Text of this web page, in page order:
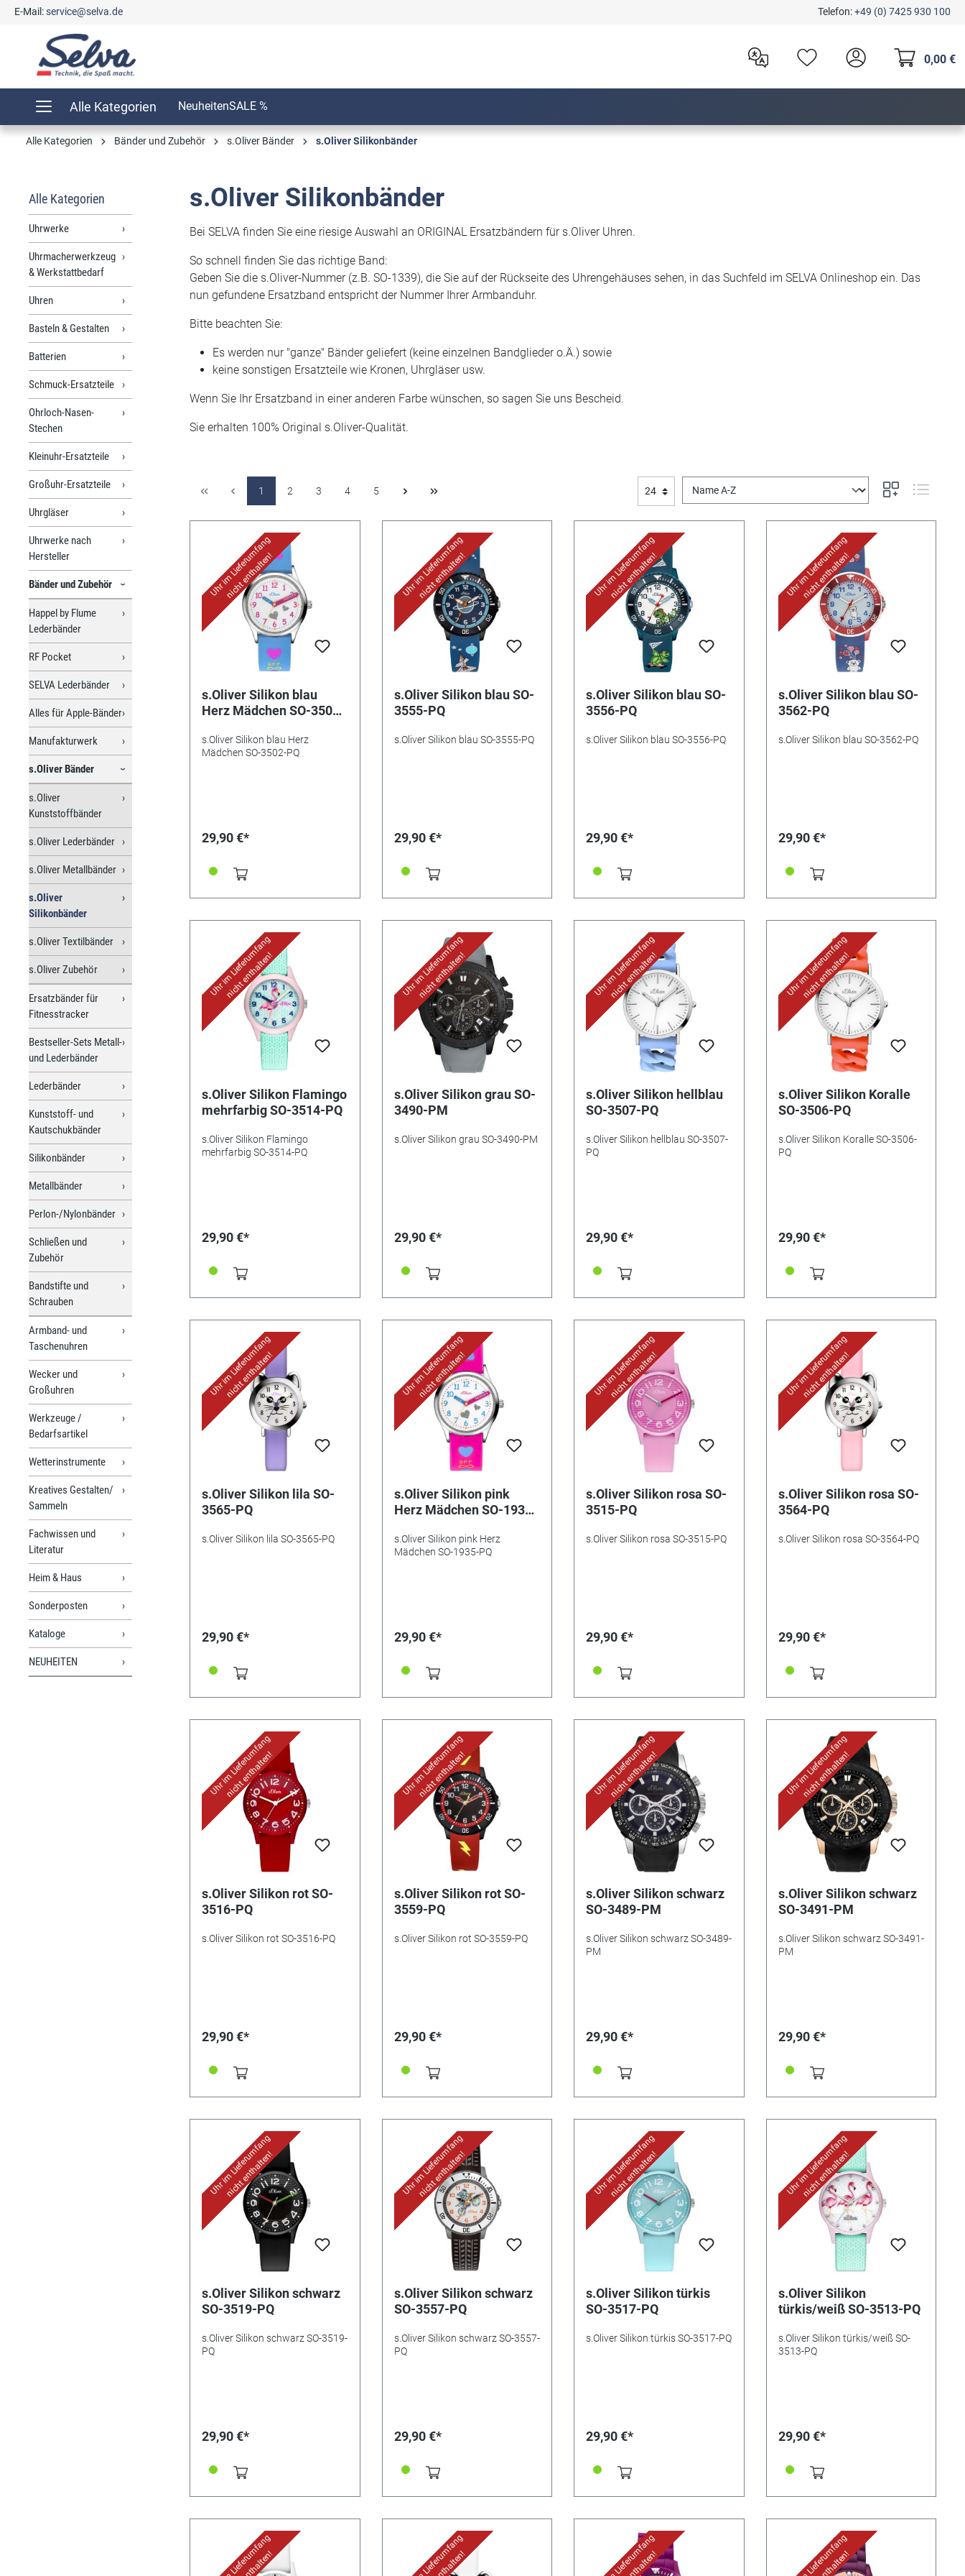
Zur Hauptnavigation springen
E-Mail:service@selva.de Telefon:+49 (0) 7425 930 100
0,00 €
Alle Kategorien NeuheitenSALE %
Alle Kategorien Bänder und Zubehör s.Oliver Bänder s.Oliver Silikonbänder
Alle Kategorien
Uhrwerke
Uhrmacherwerkzeug
& Werkstattbedarf
Uhren
Basteln & Gestalten
Batterien
Schmuck-Ersatzteile
Ohrloch-Nasen-
Stechen
Kleinuhr-Ersatzteile
Großuhr-Ersatzteile
Uhrgläser
Uhrwerke nach
Hersteller
Bänder und Zubehör
Happel by Flume
Lederbänder
RF Pocket
SELVA Lederbänder
Alles für Apple-Bänder
Manufakturwerk
s.Oliver Bänder
s.Oliver
Kunststoffbänder
s.Oliver Lederbänder
s.Oliver Metallbänder
s.Oliver
Silikonbänder
s.Oliver Textilbänder
s.Oliver Zubehör
Ersatzbänder für
Fitnesstracker
Bestseller-Sets Metall-
und Lederbänder
Lederbänder
Kunststoff- und
Kautschukbänder
Silikonbänder
Metallbänder
Perlon-/Nylonbänder
Schließen und
Zubehör
Bandstifte und
Schrauben
Armband- und
Taschenuhren
Wecker und
Großuhren
Werkzeuge /
Bedarfsartikel
Wetterinstrumente
Kreatives Gestalten/
Sammeln
Fachwissen und
Literatur
Heim & Haus
Sonderposten
Kataloge
NEUHEITEN
s.Oliver Silikonbänder
Bei SELVA finden Sie eine riesige Auswahl an ORIGINAL Ersatzbändern für s.Oliver Uhren.
So schnell finden Sie das richtige Band:
Geben Sie die s.Oliver-Nummer (z.B. SO-1339), die Sie auf der Rückseite des Uhrengehäuses sehen, in das Suchfeld im SELVA Onlineshop ein. Das
nun gefundene Ersatzband entspricht der Nummer Ihrer Armbanduhr.
Bitte beachten Sie:
Es werden nur "ganze" Bänder geliefert (keine einzelnen Bandglieder o.Ä.) sowie
keine sonstigen Ersatzteile wie Kronen, Uhrgläser usw.
Wenn Sie Ihr Ersatzband in einer anderen Farbe wünschen, so sagen Sie uns Bescheid.
Sie erhalten 100% Original s.Oliver-Qualität.
1 2 3 4 5
Uhr im Lieferumfang
nicht enthalten!
s.Oliver Silikon blau
Herz Mädchen SO-3502-
s.Oliver Silikon blau Herz
Mädchen SO-3502-PQ
29,90 €*
Uhr im Lieferumfang
nicht enthalten!
s.Oliver Silikon blau SO-
3555-PQ
s.Oliver Silikon blau SO-3555-PQ
29,90 €*
Uhr im Lieferumfang
nicht enthalten!
s.Oliver Silikon blau SO-
3556-PQ
s.Oliver Silikon blau SO-3556-PQ
29,90 €*
Uhr im Lieferumfang
nicht enthalten!
s.Oliver Silikon blau SO-
3562-PQ
s.Oliver Silikon blau SO-3562-PQ
29,90 €*
Uhr im Lieferumfang
nicht enthalten!
s.Oliver Silikon Flamingo
mehrfarbig SO-3514-PQ
s.Oliver Silikon Flamingo
mehrfarbig SO-3514-PQ
29,90 €*
Uhr im Lieferumfang
nicht enthalten!
s.Oliver Silikon grau SO-
3490-PM
s.Oliver Silikon grau SO-3490-PM
29,90 €*
Uhr im Lieferumfang
nicht enthalten!
s.Oliver Silikon hellblau
SO-3507-PQ
s.Oliver Silikon hellblau SO-3507-
PQ
29,90 €*
Uhr im Lieferumfang
nicht enthalten!
s.Oliver Silikon Koralle
SO-3506-PQ
s.Oliver Silikon Koralle SO-3506-
PQ
29,90 €*
Uhr im Lieferumfang
nicht enthalten!
s.Oliver Silikon lila SO-
3565-PQ
s.Oliver Silikon lila SO-3565-PQ
29,90 €*
Uhr im Lieferumfang
nicht enthalten!
s.Oliver Silikon pink
Herz Mädchen SO-1935-
s.Oliver Silikon pink Herz
Mädchen SO-1935-PQ
29,90 €*
Uhr im Lieferumfang
nicht enthalten!
s.Oliver Silikon rosa SO-
3515-PQ
s.Oliver Silikon rosa SO-3515-PQ
29,90 €*
Uhr im Lieferumfang
nicht enthalten!
s.Oliver Silikon rosa SO-
3564-PQ
s.Oliver Silikon rosa SO-3564-PQ
29,90 €*
Uhr im Lieferumfang
nicht enthalten!
s.Oliver Silikon rot SO-
3516-PQ
s.Oliver Silikon rot SO-3516-PQ
29,90 €*
Uhr im Lieferumfang
nicht enthalten!
s.Oliver Silikon rot SO-
3559-PQ
s.Oliver Silikon rot SO-3559-PQ
29,90 €*
Uhr im Lieferumfang
nicht enthalten!
s.Oliver Silikon schwarz
SO-3489-PM
s.Oliver Silikon schwarz SO-3489-
PM
29,90 €*
Uhr im Lieferumfang
nicht enthalten!
s.Oliver Silikon schwarz
SO-3491-PM
s.Oliver Silikon schwarz SO-3491-
PM
29,90 €*
Uhr im Lieferumfang
nicht enthalten!
s.Oliver Silikon schwarz
SO-3519-PQ
s.Oliver Silikon schwarz SO-3519-
PQ
29,90 €*
Uhr im Lieferumfang
nicht enthalten!
s.Oliver Silikon schwarz
SO-3557-PQ
s.Oliver Silikon schwarz SO-3557-
PQ
29,90 €*
Uhr im Lieferumfang
nicht enthalten!
s.Oliver Silikon türkis
SO-3517-PQ
s.Oliver Silikon türkis SO-3517-PQ
29,90 €*
Uhr im Lieferumfang
nicht enthalten!
s.Oliver Silikon
türkis/weiß SO-3513-PQ
s.Oliver Silikon türkis/weiß SO-
3513-PQ
29,90 €*